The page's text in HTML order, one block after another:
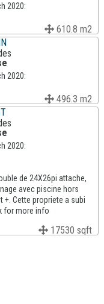
2020:
610.8 m2
2020:
496.3 m2
2020:
de 24X26pi attache,
avec piscine hors
+. Cette propriete a subi
for more info
17530 sqft